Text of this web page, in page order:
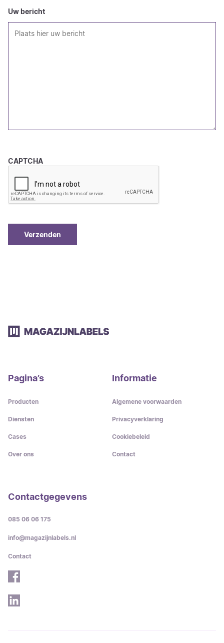
Uw bericht
CAPTCHA
Pagina’s
Producten
Diensten
Cases
Over ons
Informatie
Algemene voorwaarden
Privacyverklaring
Cookiebeleid
Contact
Contactgegevens
085 06 06 175
info@magazijnlabels.nl
Contact